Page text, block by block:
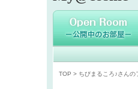
TOP > ちびまるころ♪さんの